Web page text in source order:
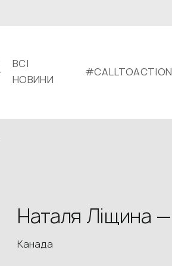
ВСІ
НОВИНИ
#CALLTOACTION
Наталя Ліщина —
Канада